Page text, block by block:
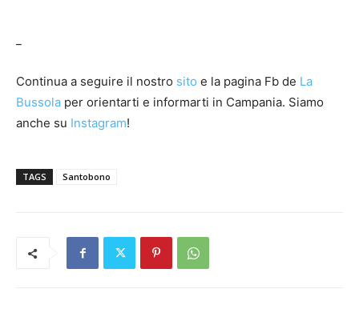
Continua a seguire il nostro sito e la pagina Fb de La
Bussola per orientarti e informarti in Campania. Siamo
anche su Instagram!
TAGS Santobono